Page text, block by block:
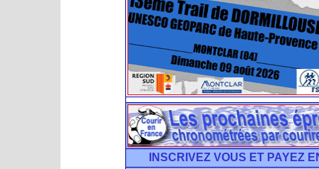
INSCRIVEZ VOUS ET PAYEZ